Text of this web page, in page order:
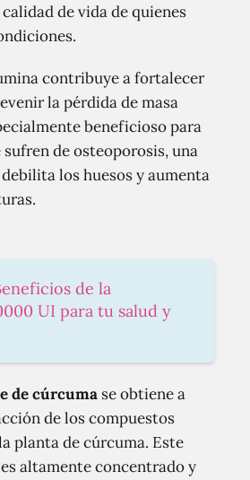
de vida de quienes
contribuye a fortalecer
la pérdida de masa
beneficioso para
sufren de osteoporosis, una
los huesos y aumenta
de la
UI para tu salud y
de cúrcuma se obtiene a
de los compuestos
planta de cúrcuma. Este
altamente concentrado y